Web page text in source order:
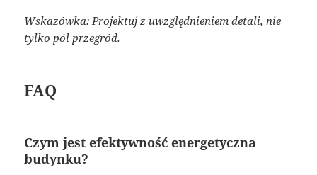
Wskazówka: Projektuj z uwzględnieniem detali, nie
tylko pól przegród.
FAQ
Czym jest efektywność energetyczna
budynku?